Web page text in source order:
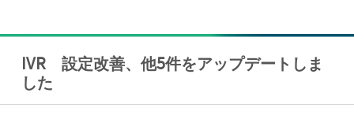
IVR 設定改善、他5件をアップデートしま
した